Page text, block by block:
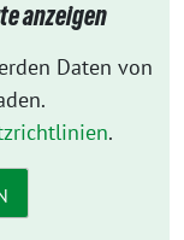
anzeigen
Daten von
.